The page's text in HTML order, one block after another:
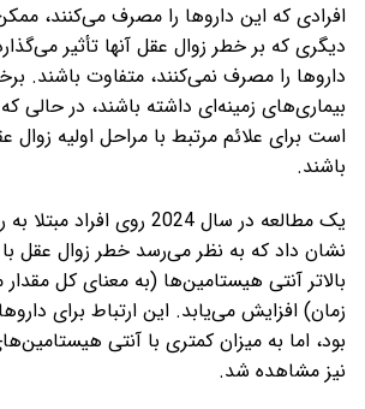
افرادی که این داروها را مصرف می‌کنند،
دیگری که بر خطر زوال عقل آنها تأثیر
داروها را مصرف نمی‌کنند، متفاوت باشند.
بیماری‌های زمینه‌ای داشته باشند، در حالی
است برای علائم مرتبط با مراحل اولیه زوال
باشند.
یک مطالعه در سال 2024 روی
نشان داد که به نظر می‌رسد خطر زوال عقل
بالاتر آنتی هیستامین‌ها (به معنای کل
زمان) افزایش می‌یابد. این ارتباط برای
بود، اما به میزان کمتری با آنتی
نیز مشاهده شد.